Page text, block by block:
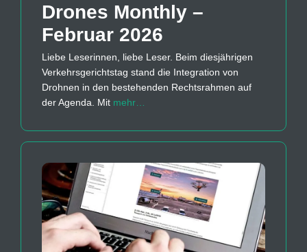
Drones Monthly –
Februar 2026
Liebe Leserinnen, liebe Leser. Beim diesjährigen
Verkehrsgerichtstag stand die Integration von
Drohnen in den bestehenden Rechtsrahmen auf
der Agenda. Mit mehr…